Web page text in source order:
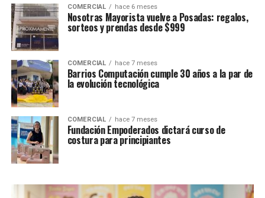
COMERCIAL hace 6 meses
Nosotras Mayorista vuelve a Posadas: regalos,
sorteos y prendas desde $999
COMERCIAL hace 7 meses
Barrios Computación cumple 30 años a la par de
la evolución tecnológica
COMERCIAL hace 7 meses
Fundación Empoderados dictará curso de
costura para principiantes